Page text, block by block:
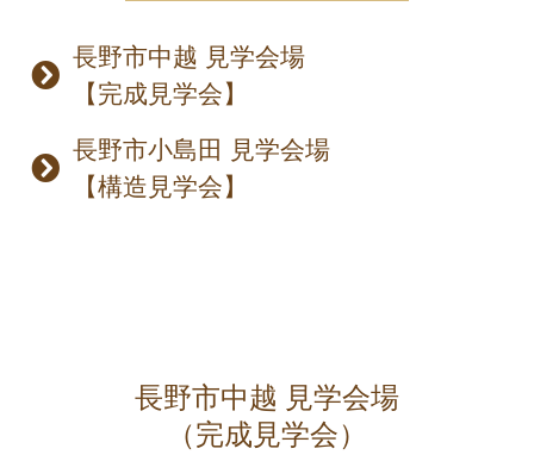
長野市中越 見学会場
【完成見学会】
長野市小島田 見学会場
【構造見学会】
長野市中越 見学会場
（完成見学会）